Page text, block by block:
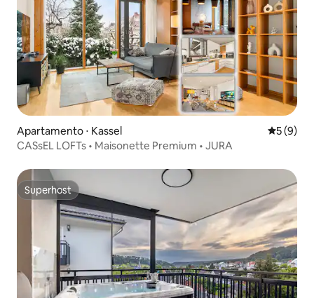
Apartamento ⋅ Kassel 5 de
5 (9)
CASsEL LOFTs • Maisonette Premium • JURA
Superhost
Superhost